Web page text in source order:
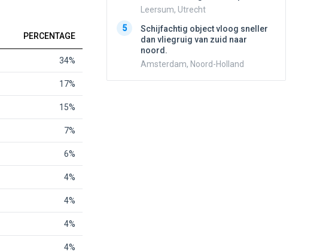
PERCENTAGE
34%
17%
15%
7%
6%
4%
4%
4%
4%
Leersum, Utrecht
5
Schijfachtig object vloog sneller
dan vliegruig van zuid naar
noord.
Amsterdam, Noord-Holland